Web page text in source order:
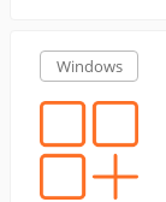
Windows